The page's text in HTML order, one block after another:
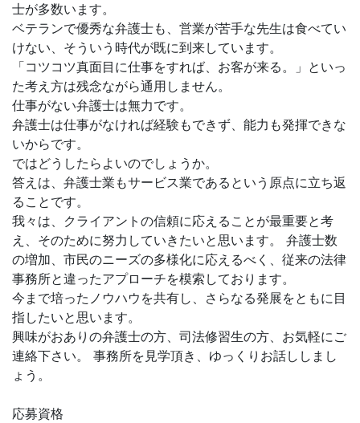
士が多数います。
ベテランで優秀な弁護士も、営業が苦手な先生は食べてい
けない、そういう時代が既に到来しています。
「コツコツ真面目に仕事をすれば、お客が来る。」といっ
た考え方は残念ながら通用しません。
仕事がない弁護士は無力です。
弁護士は仕事がなければ経験もできず、能力も発揮できな
いからです。
ではどうしたらよいのでしょうか。
答えは、弁護士業もサービス業であるという原点に立ち返
ることです。
我々は、クライアントの信頼に応えることが最重要と考
え、そのために努力していきたいと思います。 弁護士数
の増加、市民のニーズの多様化に応えるべく、従来の法律
事務所と違ったアプローチを模索しております。
今まで培ったノウハウを共有し、さらなる発展をともに目
指したいと思います。
興味がおありの弁護士の方、司法修習生の方、お気軽にご
連絡下さい。 事務所を見学頂き、ゆっくりお話ししまし
ょう。
応募資格